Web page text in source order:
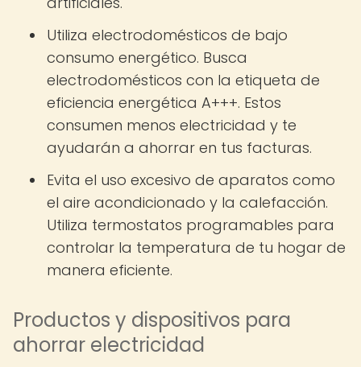
Utiliza electrodomésticos de bajo
consumo energético. Busca
electrodomésticos con la etiqueta de
eficiencia energética A+++. Estos
consumen menos electricidad y te
ayudarán a ahorrar en tus facturas.
Evita el uso excesivo de aparatos como
el aire acondicionado y la calefacción.
Utiliza termostatos programables para
controlar la temperatura de tu hogar de
manera eficiente.
Productos y dispositivos para
ahorrar electricidad